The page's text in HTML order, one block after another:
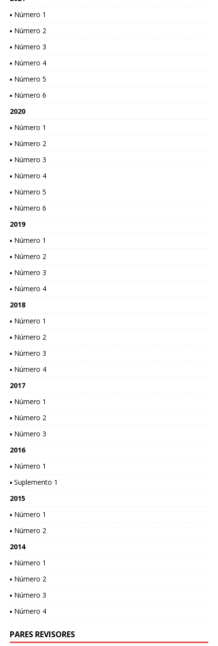
▪ Número 1
▪ Número 2
▪ Número 3
▪ Número 4
▪ Número 5
▪ Número 6
2020
▪ Número 1
▪ Número 2
▪ Número 3
▪ Número 4
▪ Número 5
▪ Número 6
2019
▪ Número 1
▪ Número 2
▪ Número 3
▪ Número 4
2018
▪ Número 1
▪ Número 2
▪ Número 3
▪ Número 4
2017
▪ Número 1
▪ Número 2
▪ Número 3
2016
▪ Número 1
▪ Suplemento 1
2015
▪ Número 1
▪ Número 2
2014
▪ Número 1
▪ Número 2
▪ Número 3
▪ Número 4
PARES REVISORES